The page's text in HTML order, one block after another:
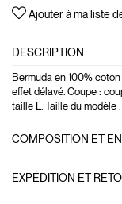
Ajouter à ma liste
DESCRIPTION
Bermuda en 100%
effet délavé. Coupe :
taille L. Taille du modèle :
COMPOSITION ET
EXPÉDITION ET